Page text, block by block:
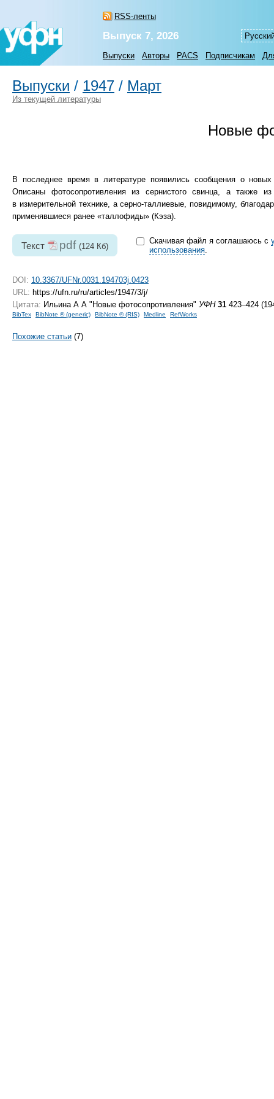
RSS-ленты
Выпуск 7, 2026
Выпуски Авторы PACS Подписчикам
Выпуски / 1947 / Март
Из текущей литературы
Новые
В последнее время в литературе появились сообщения о новых
Описаны фотосопротивления из сернистого свинца, а также
в измерительной технике, а серно-таллиевые, повидимому,
применявшиеся ранее «таллофиды» (Кэза).
Текст pdf (124 Кб)
Скачивая файл я соглашаюсь с
использования.
DOI: 10.3367/UFNr.0031.194703j.0423
URL: https://ufn.ru/ru/articles/1947/3/j/
Цитата: Ильина А А "Новые фотосопротивления" УФН 31 423–424
BibTex BibNote ® (generic) BibNote ® (RIS) Medline RefWorks
Похожие статьи (7)